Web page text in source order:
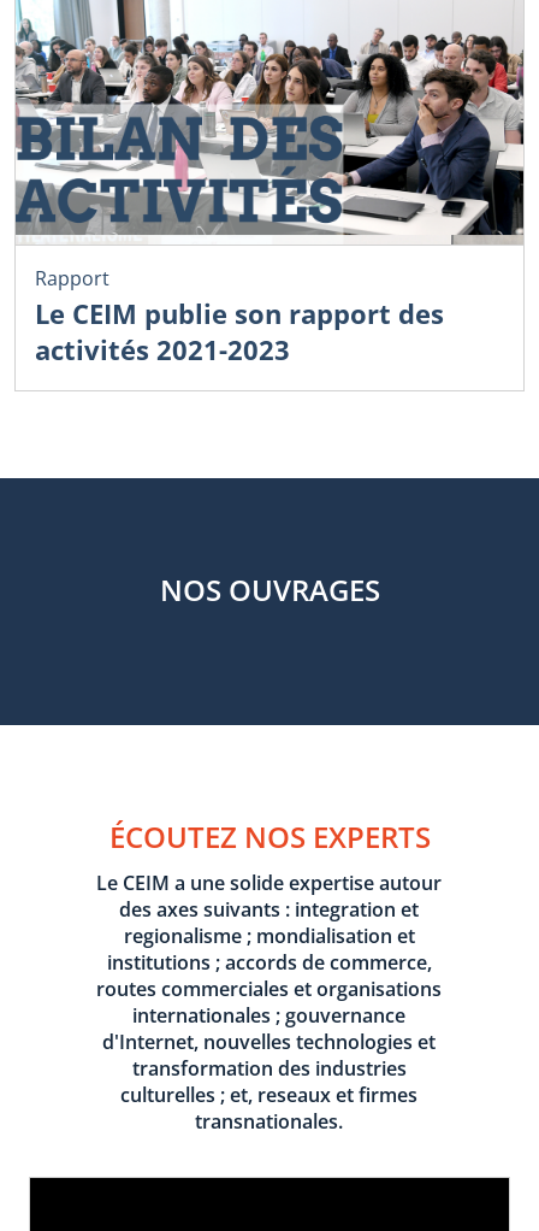
Rapport
Le CEIM publie son rapport des
activités 2021-2023
NOS OUVRAGES
ÉCOUTEZ NOS EXPERTS
Le CEIM a une solide expertise autour
des axes suivants : integration et
regionalisme ; mondialisation et
institutions ; accords de commerce,
routes commerciales et organisations
internationales ; gouvernance
d'Internet, nouvelles technologies et
transformation des industries
culturelles ; et, reseaux et firmes
transnationales.